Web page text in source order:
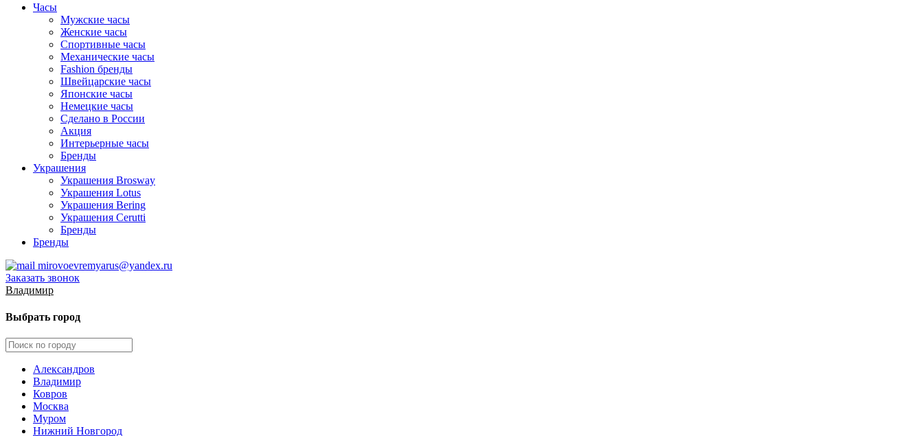
Часы
Мужские часы
Женские часы
Спортивные часы
Механические часы
Fashion бренды
Швейцарские часы
Японские часы
Немецкие часы
Сделано в России
Акция
Интерьерные часы
Бренды
Украшения
Украшения Brosway
Украшения Lotus
Украшения Bering
Украшения Cerutti
Бренды
Бренды
mirovoevremyarus@yandex.ru
Заказать звонок
Владимир
Выбрать город
Александров
Владимир
Ковров
Москва
Муром
Нижний Новгород